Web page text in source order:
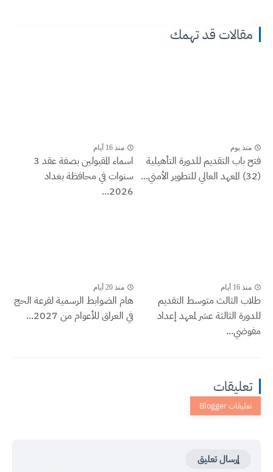
مقالات قد تهمك
منذ يوم
فتح باب التقديم للدورة التأهيلية
(32) المعهد العالي للتطوير الأمني...
منذ 16 أيام
اسماء المقبولين بصفة عقد 3
سنوات في محافظة بغداد
2026...
منذ 16 أيام
طلاب الثالث متوسط التقديم
للدورة الثالثة عشر لمعهد إعداد
مفوضي...
منذ 20 أيام
هام الضوابط الرسمية لقرعة الحج
في العراق للأعوام من 2027...
تعليقات
إرسال تعليق